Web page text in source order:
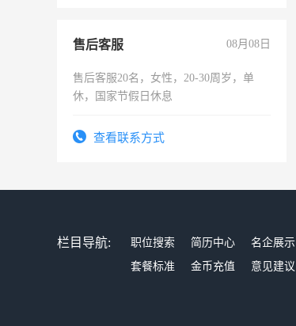
售后客服 08月08日
售后客服20名，女性，20-30周岁，单
休，国家节假日休息
查看联系方式
栏目导航: 职位搜索 简历中心 名企展示
套餐标准
金币充值 意见建议